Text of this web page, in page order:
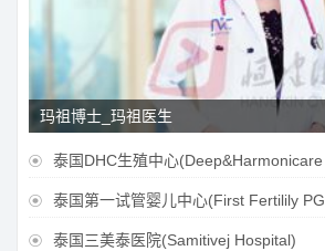
玛祖博士_玛祖医生
 泰国DHC生殖中心
 泰国第一试管婴儿中心(First Fertilily
 泰国三美泰医院(Samitivej Hospital)